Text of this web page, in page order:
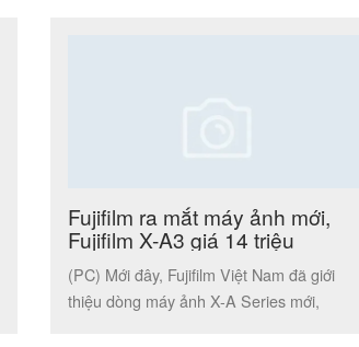
Fujifilm ra mắt máy ảnh mới,
Fujifilm X-A3 giá 14 triệu
(PC) Mới đây, Fujifilm Việt Nam đã giới
thiệu dòng máy ảnh X-A Series mới,